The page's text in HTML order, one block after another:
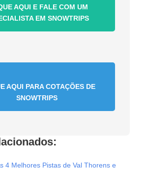
AQUI E FALE COM UM
EM SNOWTRIPS
AQUI PARA COTAÇÕES DE
SNOWTRIPS
4 Melhores Pistas de Val Thorens e